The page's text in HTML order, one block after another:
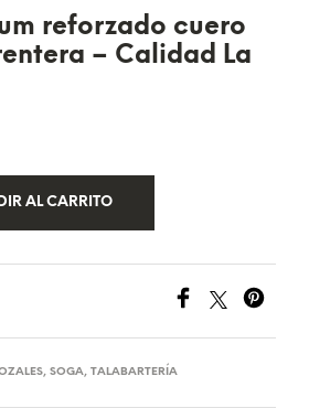
reforzado cuero
– Calidad La
AL CARRITO
, SOGA, TALABARTERÍA